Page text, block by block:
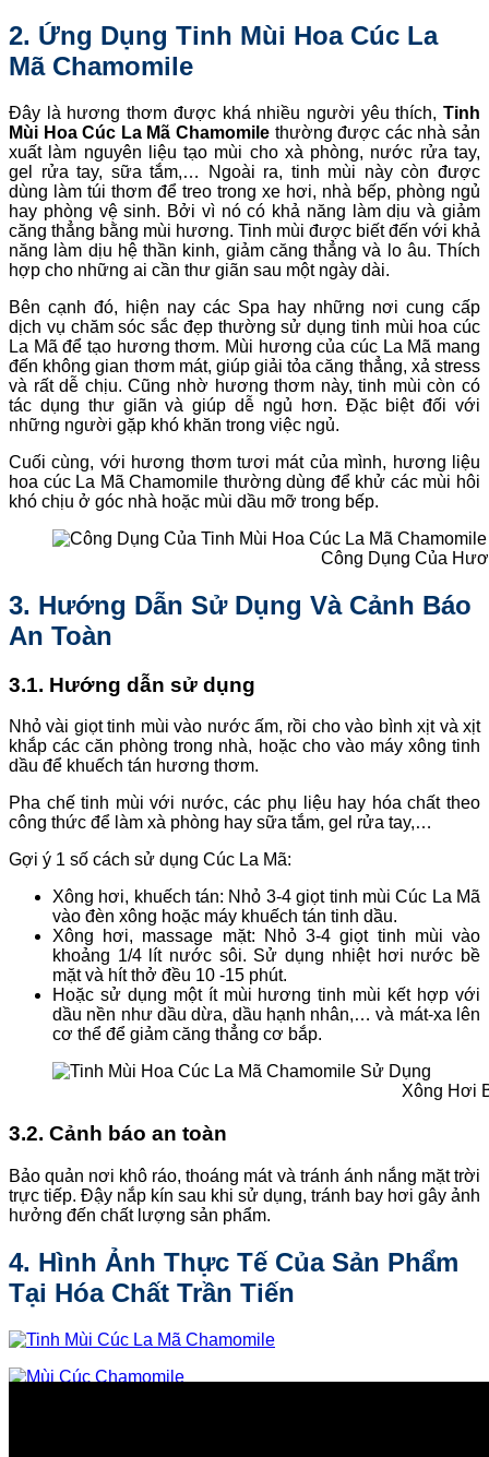
2. Ứng Dụng Tinh Mùi Hoa Cúc La
Mã Chamomile
Đây là hương thơm được khá nhiều người yêu thích, Tinh
Mùi Hoa Cúc La Mã Chamomile thường được các nhà sản
xuất làm nguyên liệu tạo mùi cho xà phòng, nước rửa tay,
gel rửa tay, sữa tắm,… Ngoài ra, tinh mùi này còn được
dùng làm túi thơm để treo trong xe hơi, nhà bếp, phòng ngủ
hay phòng vệ sinh. Bởi vì nó có khả năng làm dịu và giảm
căng thẳng bằng mùi hương. Tinh mùi được biết đến với khả
năng làm dịu hệ thần kinh, giảm căng thẳng và lo âu. Thích
hợp cho những ai cần thư giãn sau một ngày dài.
Bên cạnh đó, hiện nay các Spa hay những nơi cung cấp
dịch vụ chăm sóc sắc đẹp thường sử dụng tinh mùi hoa cúc
La Mã để tạo hương thơm. Mùi hương của cúc La Mã mang
đến không gian thơm mát, giúp giải tỏa căng thẳng, xả stress
và rất dễ chịu. Cũng nhờ hương thơm này, tinh mùi còn có
tác dụng thư giãn và giúp dễ ngủ hơn. Đặc biệt đối với
những người gặp khó khăn trong việc ngủ.
Cuối cùng, với hương thơm tươi mát của mình, hương liệu
hoa cúc La Mã Chamomile thường dùng để khử các mùi hôi
khó chịu ở góc nhà hoặc mùi dầu mỡ trong bếp.
Công Dụng Của
3. Hướng Dẫn Sử Dụng Và Cảnh Báo
An Toàn
3.1. Hướng dẫn sử dụng
Nhỏ vài giọt tinh mùi vào nước ấm, rồi cho vào bình xịt và xịt
khắp các căn phòng trong nhà, hoặc cho vào máy xông tinh
dầu để khuếch tán hương thơm.
Pha chế tinh mùi với nước, các phụ liệu hay hóa chất theo
công thức để làm xà phòng hay sữa tắm, gel rửa tay,…
Gợi ý 1 số cách sử dụng Cúc La Mã:
Xông hơi, khuếch tán: Nhỏ 3-4 giọt tinh mùi Cúc La Mã
vào đèn xông hoặc máy khuếch tán tinh dầu.
Xông hơi, massage mặt: Nhỏ 3-4 giọt tinh mùi vào
khoảng 1/4 lít nước sôi. Sử dụng nhiệt hơi nước bề
mặt và hít thở đều 10 -15 phút.
Hoặc sử dụng một ít mùi hương tinh mùi kết hợp với
dầu nền như dầu dừa, dầu hạnh nhân,… và mát-xa lên
cơ thể để giảm căng thẳng cơ bắp.
Xông Hơi
3.2. Cảnh báo an toàn
Bảo quản nơi khô ráo, thoáng mát và tránh ánh nắng mặt trời
trực tiếp. Đậy nắp kín sau khi sử dụng, tránh bay hơi gây ảnh
hưởng đến chất lượng sản phẩm.
4. Hình Ảnh Thực Tế Của Sản Phẩm
Tại Hóa Chất Trần Tiến